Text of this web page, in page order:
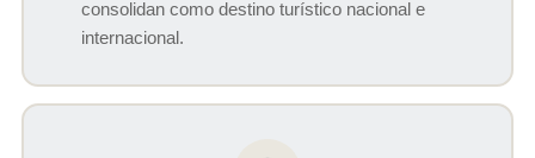
consolidan como destino turístico nacional e
internacional.